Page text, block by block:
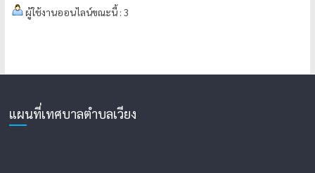
ผู้ใช้งานออนไลน์ขณะนี้ : 3
แผนที่เทศบาลตำบลเวียง